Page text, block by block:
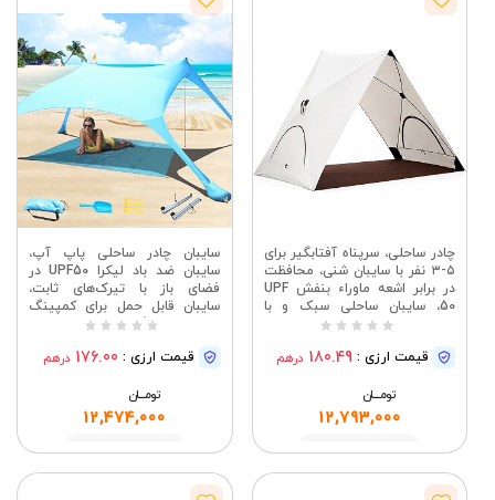
چادر ساحلی، سرپناه آفتابگیر برای
۳-۵ نفر با سایبان شنی، محافظت
در برابر اشعه ماوراء بنفش UPF
50، سایبان ساحلی سبک و با
نصب آسان، چادر ساحلی قابل
قیمت ارزی : 180.49 درهم
تومــــــان
12,793,000
مشاهده
سایبان چادر ساحلی پاپ آپ،
سایبان ضد باد لیکرا UPF50 در
فضای باز با تیرک‌های ثابت،
سایبان قابل حمل برای کمپینگ
ساحلی، ماهیگیری، حیاط خلوت با
قیمت ارزی : 176.00 درهم
تومــــــان
12,474,000
مشاهده